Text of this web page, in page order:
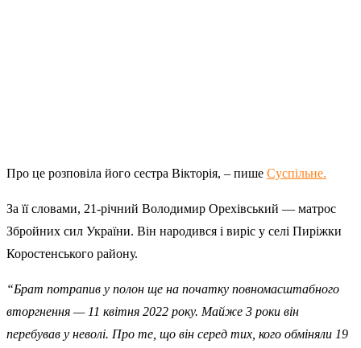
Про це розповіла його сестра Вікторія, – пише Суспільне.
За її словами, 21-річний Володимир Орехівський — матрос
Збройних сил України. Він народився і виріс у селі Пиріжки
Коростенського району.
“Брат потрапив у полон ще на початку повномасштабного
вторгнення — 11 квітня 2022 року. Майже 3 роки він
перебував у неволі. Про те, що він серед тих, кого обміняли 19